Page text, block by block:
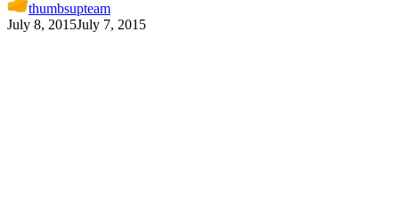
thumbsupteam
July 8, 2015July 7, 2015